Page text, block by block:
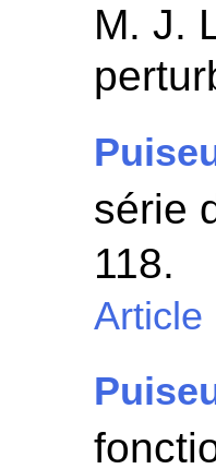
M. J.
série
118.
Article